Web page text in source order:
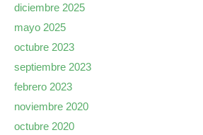
diciembre 2025
mayo 2025
octubre 2023
septiembre 2023
febrero 2023
noviembre 2020
octubre 2020